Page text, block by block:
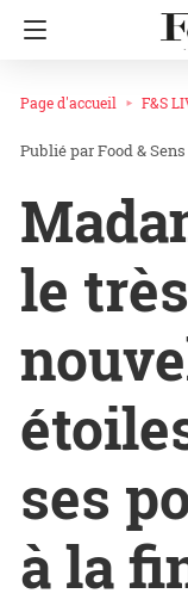
Page d'accueil F&S
Food & Sens
le
ses
à la